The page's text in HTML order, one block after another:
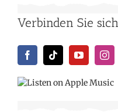
Verbinden Sie sich